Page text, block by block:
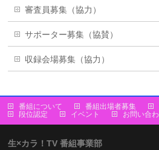
審査員募集（協力）
サポーター募集（協賛）
収録会場募集（協力）
番組について 番組出場者募集
段位認定
イベント お問い合
生×カラ！TV 番組事業部